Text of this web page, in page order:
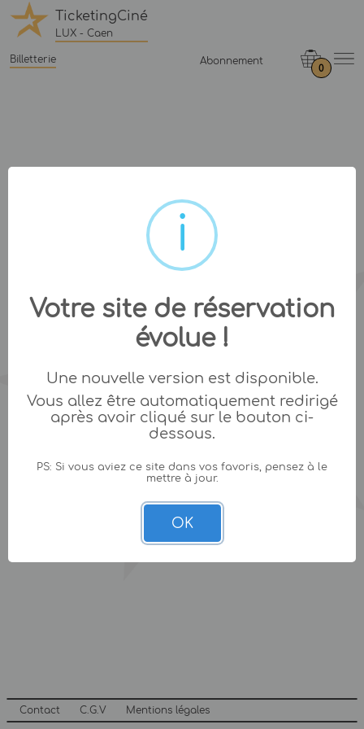
TicketingCiné
LUX - Caen
Billetterie Abonnement
0
Contact C.G.V Mentions légales
Votre site de réservation
évolue !
Une nouvelle version est disponible.
Vous allez être automatiquement redirigé
après avoir cliqué sur le bouton ci-
dessous.
PS: Si vous aviez ce site dans vos favoris, pensez à le
mettre à jour.
OK